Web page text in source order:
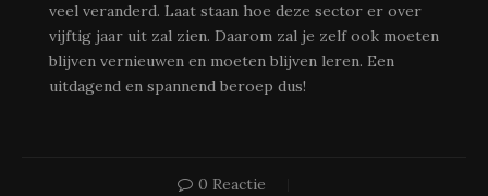
veel veranderd. Laat staan hoe deze sector er over
vijftig jaar uit zal zien. Daarom zal je zelf ook moeten
blijven vernieuwen en moeten blijven leren. Een
uitdagend en spannend beroep dus!
0 Reactie